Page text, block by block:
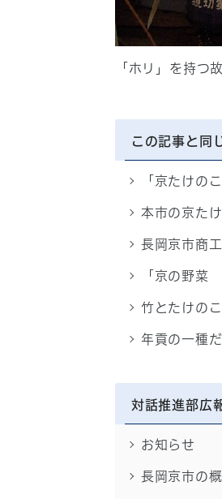
「ホリ」を持つ
この記事と同
「京たけの
本市の京た
長岡京市商
「京の野菜
竹とたけの
年貢の一種
対話推進部広
お知らせ
長岡京市の